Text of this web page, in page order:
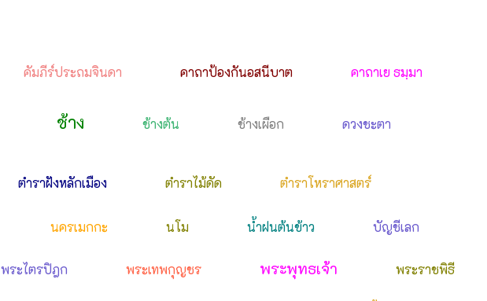
คัมภีร์ประถมจินดา คาถาป้องกันอสนีบาต คาถาเย ธมฺมา
ช้าง ช้างต้น ช้างเผือก ดวงชะตา
ตำราฝังหลักเมือง ตำราไม้ดัด ตำราโหราศาสตร์
นครเมกกะ นโม น้ำฝนต้นข้าว บัญชีเลก
พระไตรปิฎก พระเทพกุญชร พระพุทธเจ้า พระราชพิธี